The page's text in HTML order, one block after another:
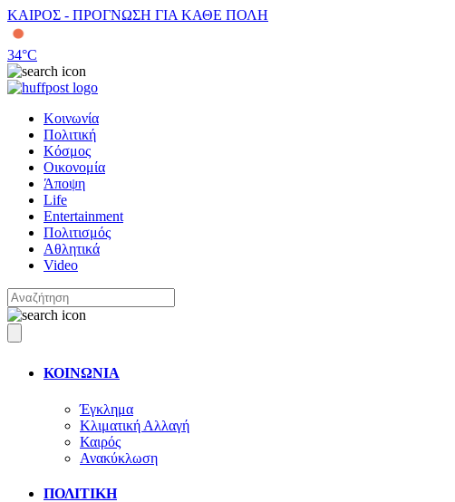
ΚΑΙΡΟΣ - ΠΡΟΓΝΩΣΗ ΓΙΑ ΚΑΘΕ ΠΟΛΗ
34°C
Κοινωνία
Πολιτική
Κόσμος
Οικονομία
Άποψη
Life
Entertainment
Πολιτισμός
Αθλητικά
Video
ΚΟΙΝΩΝΙΑ
Έγκλημα
Κλιματική Αλλαγή
Καιρός
Ανακύκλωση
ΠΟΛΙΤΙΚΗ